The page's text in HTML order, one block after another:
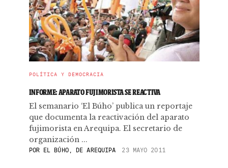
POLÍTICA Y DEMOCRACIA
INFORME: APARATO FUJIMORISTA SE REACTIVA
El semanario ‘El Búho’ publica un reportaje
que documenta la reactivación del aparato
fujimorista en Arequipa. El secretario de
organización ...
POREL BÚHO, DE AREQUIPA 23 MAYO 2011